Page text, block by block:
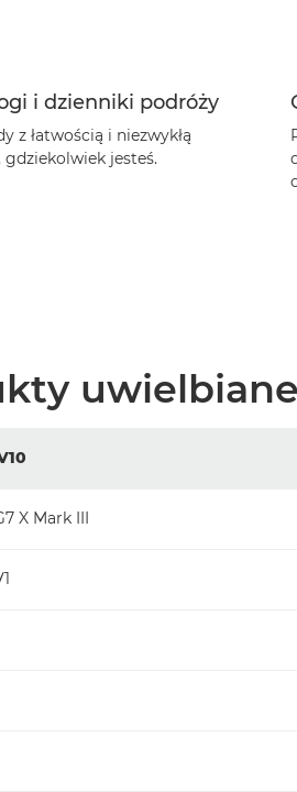
i dzienniki podróży
z łatwością i niezwykłą
gdziekolwiek jesteś.
X Mark III